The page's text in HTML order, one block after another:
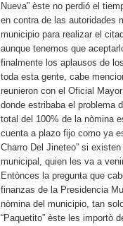
Nueva” èste no perdió el
en contra de las autoridades
municipio para realizar el
aunque tenemos que
finalmente los aplausos de
toda esta gente, cabe
reunieron con el Oficial
donde estribaba el problema
total del 100% de la nòmina
cuenta a plazo fijo como ya
Charro Del Jineteo” si
municipal, quien les va a
Entònces la pregunta que
finanzas de la Presidencia
nòmina del municipio, tan
“Paquetito” èste les importò